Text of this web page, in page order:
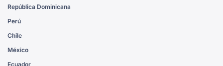
República Dominicana
Perú
Chile
México
Ecuador